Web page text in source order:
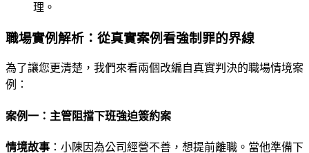
理。
職場實例解析：從真實案例看強制罪的界線
為了讓您更清楚，我們來看兩個改編自真實判決的職場情境案
例：
案例一：主管阻擋下班強迫簽約案
情境故事 ：小陳因為公司經營不善，想提前離職。當他準備下